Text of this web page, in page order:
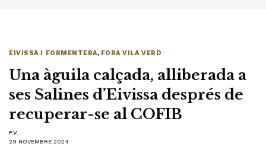
EIVISSA I FORMENTERA, FORA VILA VERD
Una àguila calçada, alliberada a
ses Salines d’Eivissa després de
recuperar-se al COFIB
F.V.
29 NOVEMBRE 2024